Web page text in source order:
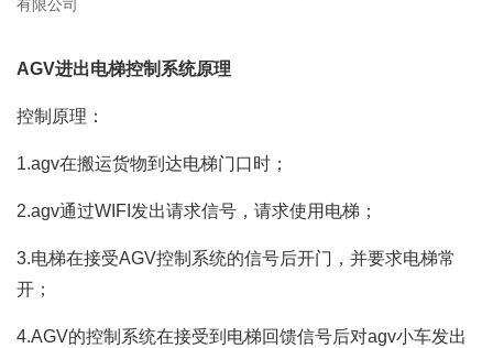
有限公司
AGV进出电梯控制系统原理
控制原理：
1.agv在搬运货物到达电梯门口时；
2.agv通过WIFI发出请求信号，请求使用电梯；
3.电梯在接受AGV控制系统的信号后开门，并要求电梯常
开；
4.AGV的控制系统在接受到电梯回馈信号后对agv小车发出